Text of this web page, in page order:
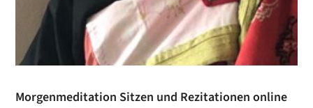
Morgenmeditation Sitzen und Rezitationen online